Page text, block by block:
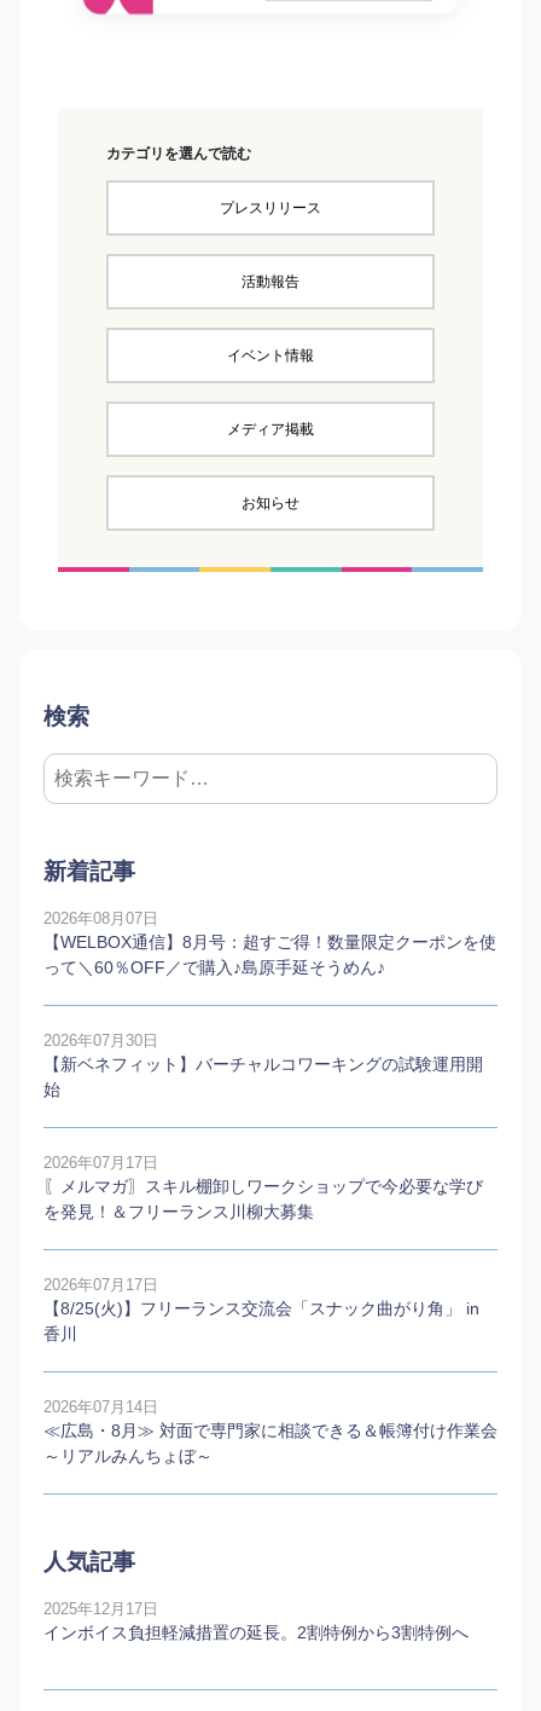
カテゴリを選んで読む
プレスリリース
活動報告
イベント情報
メディア掲載
お知らせ
検索
新着記事
2026年08月07日
【WELBOX通信】8月号：超すご得！数量限定クーポンを使
って＼60％OFF／で購入♪島原手延そうめん♪
2026年07月30日
【新ベネフィット】バーチャルコワーキングの試験運用開
始
2026年07月17日
〖メルマガ〗スキル棚卸しワークショップで今必要な学び
を発見！＆フリーランス川柳大募集
2026年07月17日
【8/25(火)】フリーランス交流会「スナック曲がり角」 in
香川
2026年07月14日
≪広島・8月≫ 対面で専門家に相談できる＆帳簿付け作業会
～リアルみんちょぼ～
人気記事
2025年12月17日
インボイス負担軽減措置の延長。2割特例から3割特例へ